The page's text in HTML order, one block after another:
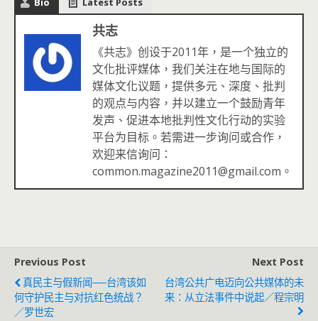
共志
《共志》创设于2011年，是一个独立的
文化批评媒体，我们关注在地与国际的
媒体文化议题，提供多元、深度、批判
的观点与内容，并以建立一个鼓励青年
发声、促进本地批判性文化行动的实验
平台为目标。若需进一步询问或合作，
欢迎来信询问：
common.magazine2011@gmail.com。
Previous Post
真民主与假新闻──台湾该如
何守护民主与对抗红色统战？
／罗世宏
Next Post
台湾公共广电迈向公共媒体的未
来：从立法事件中说起／程宗明